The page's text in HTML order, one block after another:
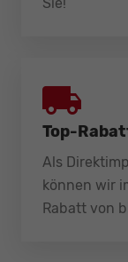
Top-
Als
können wir
Rabatt von